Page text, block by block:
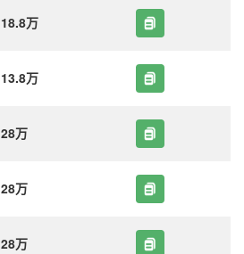
18.8万
13.8万
28万
28万
28万